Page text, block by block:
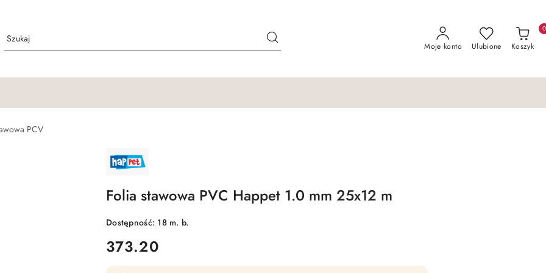
Moje konto Ulubione Koszyk
0
PCV
NAZWA
PRODUCENTA:
HAPPET
Folia stawowa PVC Happet 1.0 mm 25x12 m
Dostępność: 18 m. b.
cena:
373.20